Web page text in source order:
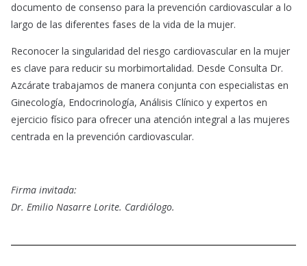
documento de consenso para la prevención cardiovascular a lo
largo de las diferentes fases de la vida de la mujer.
Reconocer la singularidad del riesgo cardiovascular en la mujer
es clave para reducir su morbimortalidad. Desde Consulta Dr.
Azcárate trabajamos de manera conjunta con especialistas en
Ginecología, Endocrinología, Análisis Clínico y expertos en
ejercicio físico para ofrecer una atención integral a las mujeres
centrada en la prevención cardiovascular.
Firma invitada:
Dr. Emilio Nasarre Lorite. Cardiólogo.